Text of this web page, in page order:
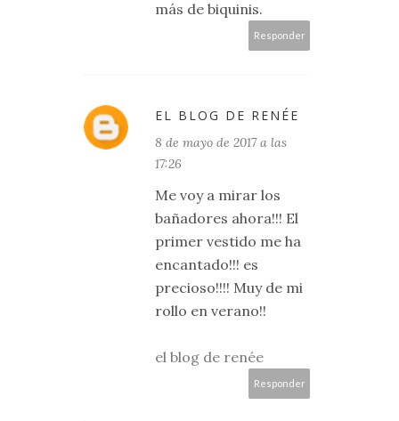
más de biquinis.
Responder
EL BLOG DE RENÉE
8 de mayo de 2017 a las
17:26
Me voy a mirar los
bañadores ahora!!! El
primer vestido me ha
encantado!!! es
precioso!!!! Muy de mi
rollo en verano!!
el blog de renée
Responder